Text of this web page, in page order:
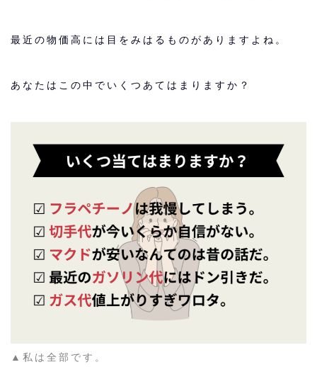
最近の物価高には目をみはるものがありますよね。
あなたはこの中でいくつあてはまりますか？
▲私は全部です。